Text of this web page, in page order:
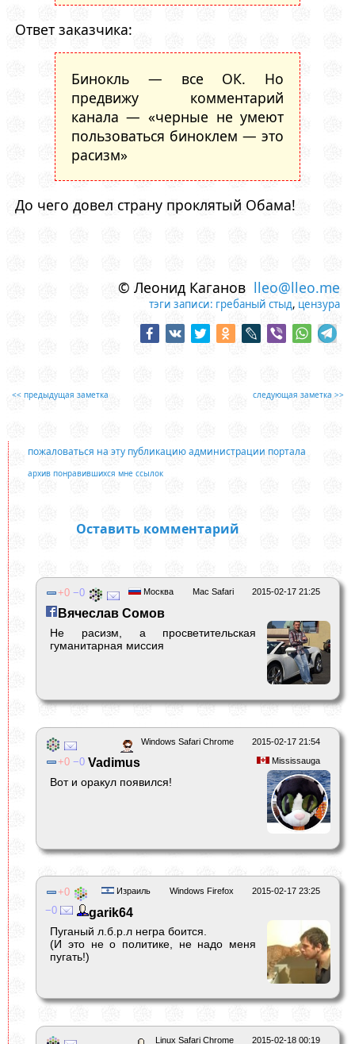
Ответ заказчика:
Бинокль — все ОК. Но
предвижу комментарий
канала — «черные не умеют
пользоваться биноклем — это
расизм»
До чего довел страну проклятый Обама!
© Леонид Каганов lleo@lleo.me
тэги записи: гребаный стыд, цензура
<< предыдущая заметка следующая заметка >>
пожаловаться на эту публикацию администрации портала
архив понравившихся мне ссылок
Оставить комментарий
2015-02-17 21:25
Mac Safari
Москва
0 0
Вячеслав Сомов
Не расизм, а просветительская
гуманитарная миссия
2015-02-17 21:54
Windows Safari Chrome
Mississauga
0 0 Vadimus
Вот и оракул появился!
2015-02-17 23:25
Windows Firefox
Израиль
0
0
garik64
Пуганый л.б.р.л негра боится.
(И это не о политике, не надо меня
пугать!)
2015-02-18 00:19
Linux Safari Chrome